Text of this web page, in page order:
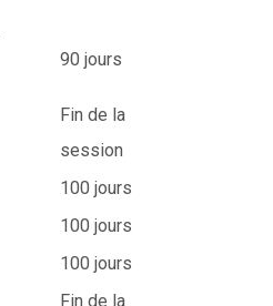
90 jours
Fin de la
session
100 jours
100 jours
100 jours
Fin de la